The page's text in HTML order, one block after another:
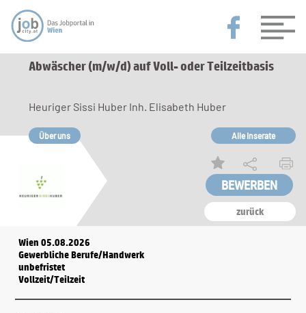
Abwäscher (m/w/d) auf Voll- oder Teilzeitbasis
zurück
Heuriger Sissi Huber Inh. Elisabeth Huber
Über uns Alle Inserate
Wien 05.08.2026
Gewerbliche Berufe/Handwerk
unbefristet
Vollzeit/Teilzeit